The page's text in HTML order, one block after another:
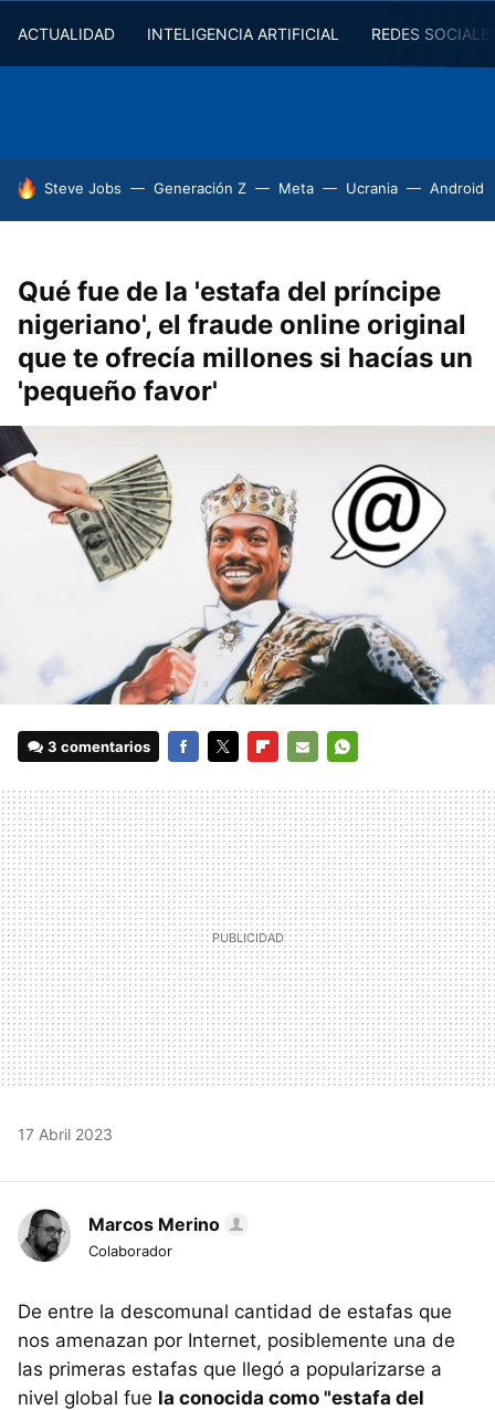
ACTUALIDAD INTELIGENCIA ARTIFICIAL REDES
HOY SE HABLA DE
Steve Jobs Generación Z Meta Ucrania Android
Qué fue de la 'estafa del príncipe
nigeriano', el fraude online original
que te ofrecía millones si hacías un
'pequeño favor'
3 comentarios
MAIL
17 Abril 2023
Marcos Merino
Colaborador
De entre la descomunal cantidad de estafas que
nos amenazan por Internet, posiblemente una de
las primeras estafas que llegó a popularizarse a
nivel global fue la conocida como "estafa del